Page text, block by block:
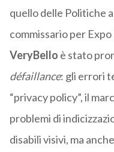
quello delle Politiche
commissario per Expo
VeryBello è stato
défaillance: gli errori
“privacy policy”, il
problemi di
disabili visivi, ma